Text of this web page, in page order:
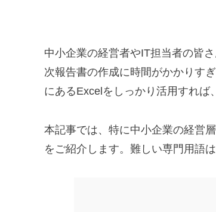
中小企業の経営者やIT担当者の皆
次報告書の作成に時間がかかりす
にあるExcelをしっかり活用すれば
本記事では、特に中小企業の経営
をご紹介します。難しい専門用語